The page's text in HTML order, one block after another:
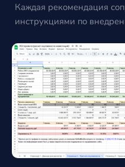
Каждая рекомендация
инструкциями по